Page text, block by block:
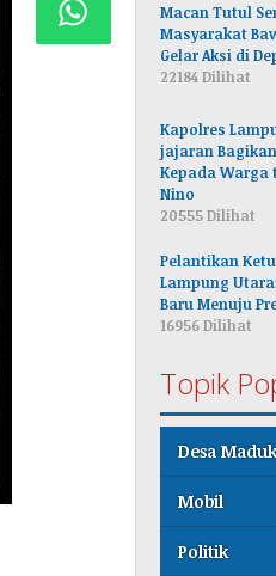
Macan Tutul
Masyarakat
Gelar Aksi di
22184 Dilihat
Kapolres
jajaran
Kepada Warga
Nino
20555 Dilihat
Pelantikan
Lampung
Baru Menuju
16956 Dilihat
Topik
Desa
Mobil
Politik